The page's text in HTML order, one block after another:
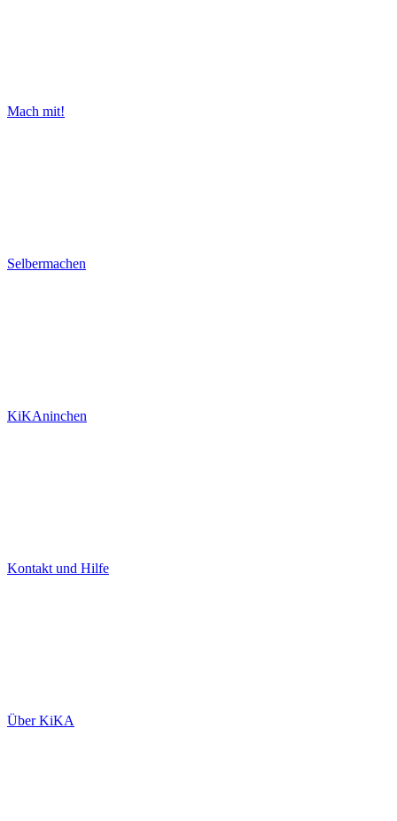
Mach mit!
Selbermachen
KiKAninchen
Kontakt und Hilfe
Über KiKA